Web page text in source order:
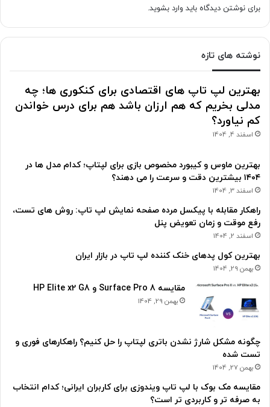
برای نوشتن دیدگاه باید وارد بشوید.
نوشته های تازه
بهترین لپ تاپ های اقتصادی برای کنکوری ها؛ چه
مدلی بخریم که هم ارزان باشد هم برای درس خواندن
کم نیاورد؟
اسفند 4, 1404
بهترین ماوس و کیبورد مخصوص بازی برای لپتاپ؛ کدام مدل ها در
۱۴۰۴ بیشترین دقت و سرعت را می دهند؟
اسفند 3, 1404
راهکار مقابله با پیکسل مرده صفحه نمایش لپ تاپ: روش های تست،
رفع موقت و زمان تعویض پنل
اسفند 2, 1404
بهترین کول پدهای خنک کننده لپ تاپ در بازار ایران
بهمن 29, 1404
مقایسه Surface Pro 8 و HP Elite x2 G8
بهمن 29, 1404
چگونه مشکل شارژ نشدن باتری لپتاپ را حل کنیم؟ راهکارهای فوری و
تست شده
بهمن 27, 1404
مقایسه مک بوک با لپ تاپ ویندوزی برای کاربران ایرانی؛ کدام انتخاب
به صرفه تر و کاربردی تر است؟